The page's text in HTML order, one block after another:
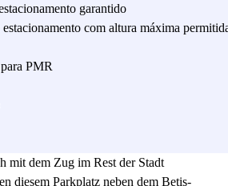
befindet sich das Sportzentrum Bami oder
Im Bildungsbereich bietet dieser
Benito Villamarín alles, was Sie
Nähe der Architekturschule oder der
der Universität Sevilla befindet. Darüber
dem Wohnheim Améndariz und dem
mit dem Zug im Rest der Stadt
diesem Parkplatz neben dem Betis-
garantido
estacionamento com altura máxima
PMR